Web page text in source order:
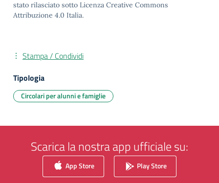
stato rilasciato sotto Licenza Creative Commons
Attribuzione 4.0 Italia.
Stampa / Condividi
Tipologia
Circolari per alunni e famiglie
Scarica la nostra app ufficiale su:
App Store Play Store